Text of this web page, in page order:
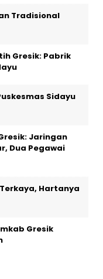
Tradisional
Gresik: Pabrik
Sidayu
Jaringan
Dua Pegawai
Hartanya
Gresik